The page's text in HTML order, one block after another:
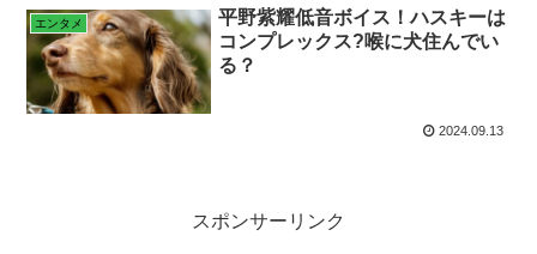
エンタメ
平野紫耀低音ボイス！ハスキーは
コンプレックス?喉に犬住んでい
る？
2024.09.13
スポンサーリンク